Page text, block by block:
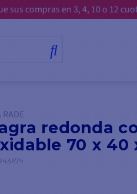
cuotas
RADE
redonda
70 x 40